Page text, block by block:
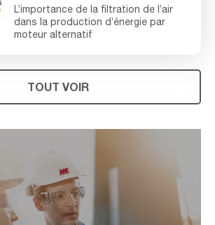
L’importance de la filtration de l’air
dans la production d’énergie par
moteur alternatif
TOUT VOIR